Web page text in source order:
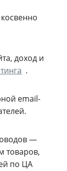
доход и
.
email-
—
товаров,
по ЦА